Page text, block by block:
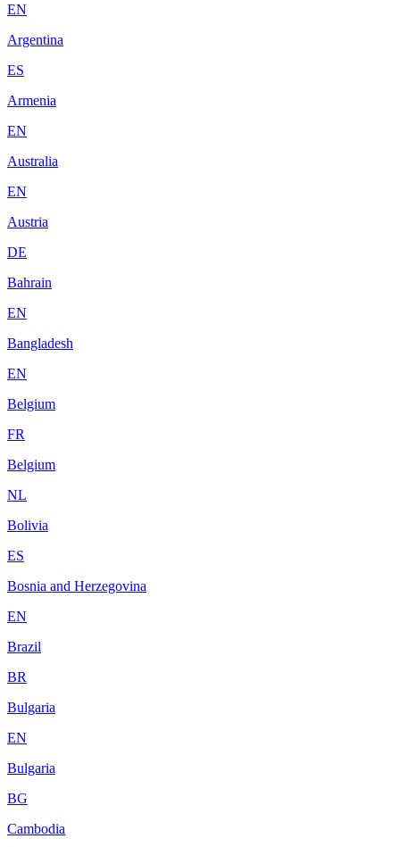
EN
Argentina
ES
Armenia
EN
Australia
EN
Austria
DE
Bahrain
EN
Bangladesh
EN
Belgium
FR
Belgium
NL
Bolivia
ES
Bosnia and Herzegovina
EN
Brazil
BR
Bulgaria
EN
Bulgaria
BG
Cambodia